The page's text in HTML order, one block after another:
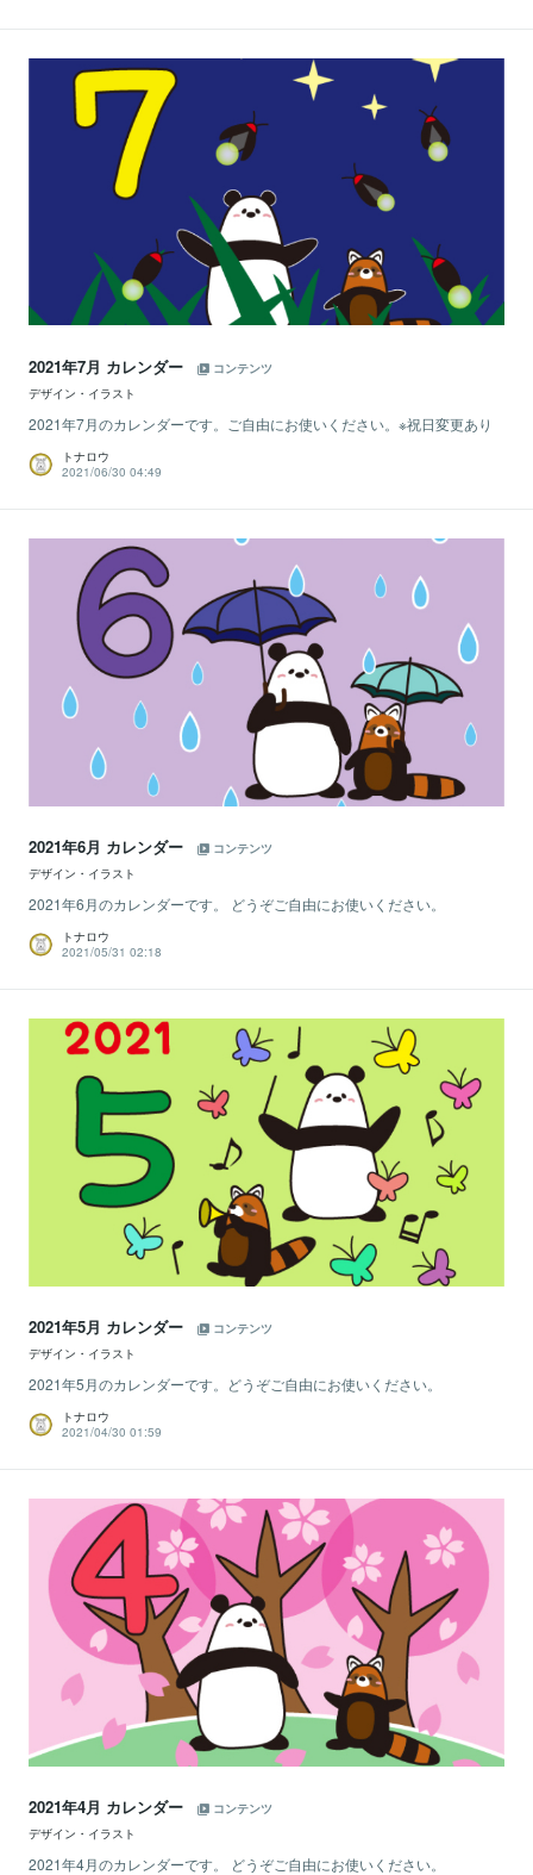
2021年7月 カレンダー
コンテンツ
デザイン・イラスト
2021年7月のカレンダーです。ご自由にお使いください。※祝日変更あり
トナロウ
2021/06/30 04:49
2021年6月 カレンダー
コンテンツ
デザイン・イラスト
2021年6月のカレンダーです。 どうぞご自由にお使いください。
トナロウ
2021/05/31 02:18
2021年5月 カレンダー
コンテンツ
デザイン・イラスト
2021年5月のカレンダーです。どうぞご自由にお使いください。
トナロウ
2021/04/30 01:59
2021年4月 カレンダー
コンテンツ
デザイン・イラスト
2021年4月のカレンダーです。 どうぞご自由にお使いください。